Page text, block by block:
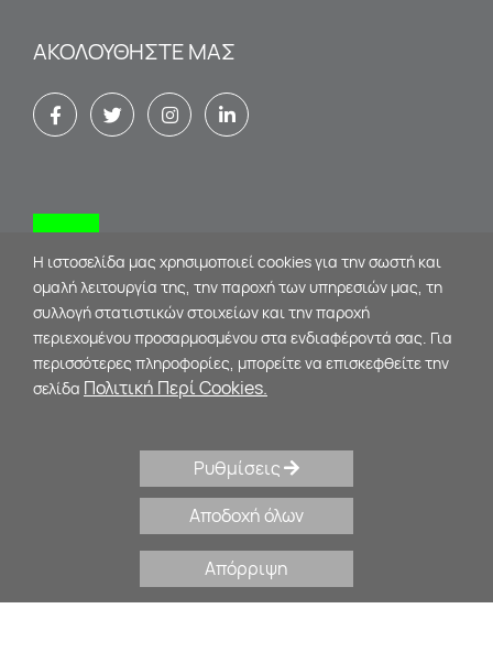
ΑΚΟΛΟΥΘΉΣΤΕ ΜΑΣ
Κλείστε ραντεβού
ΕΠΙΚΟΙΝΩΝΊΑ
Μυκηνών 11 & Μ. Αλεξάνδρου
psychologos@evysyrou.gr
Η ιστοσελίδα μας χρησιμοποιεί cookies για την σωστή και
ομαλή λειτουργία της, την παροχή των υπηρεσιών μας, τη
συλλογή στατιστικών στοιχείων και την παροχή
περιεχομένου προσαρμοσμένου στα ενδιαφέροντά σας. Για
περισσότερες πληροφορίες, μπορείτε να επισκεφθείτε την
σελίδα Πολιτική Περί Cookies.
Ρυθμίσεις
Αποδοχή όλων
Απόρριψη